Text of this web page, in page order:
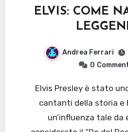
ELVIS: COME
Andrea Ferrari
0
Elvis Presley è stato uno dei più grandi
cantanti della storia e
un’influenza tale da